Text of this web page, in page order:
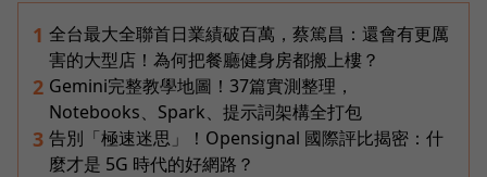
1 全台最大全聯首日業績破百萬，蔡篤昌：還會有更厲
害的大型店！為何把餐廳健身房都搬上樓？
2 Gemini完整教學地圖！37篇實測整理，
Notebooks、Spark、提示詞架構全打包
3 告別「極速迷思」！Opensignal 國際評比揭密：什
麼才是 5G 時代的好網路？